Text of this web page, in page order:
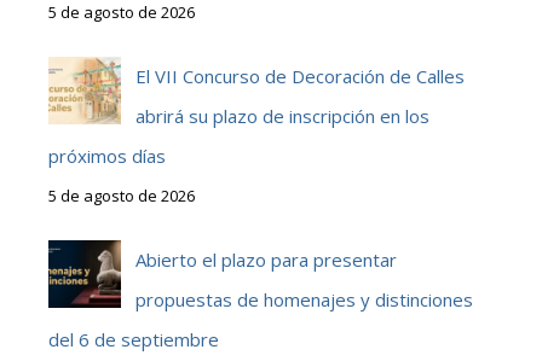
5 de agosto de 2026
El VII Concurso de Decoración de Calles
abrirá su plazo de inscripción en los
próximos días
5 de agosto de 2026
Abierto el plazo para presentar
propuestas de homenajes y distinciones
del 6 de septiembre